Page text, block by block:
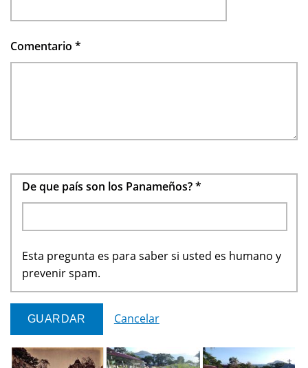
Comentario *
De que país son los Panameños?*
Esta pregunta es para saber si usted es humano y
prevenir spam.
Cancelar